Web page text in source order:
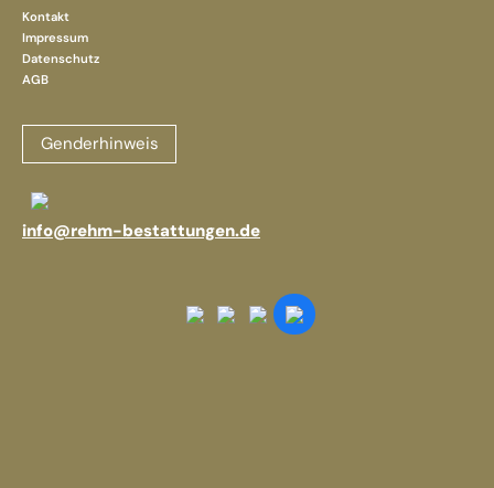
Kontakt
Impressum
Datenschutz
AGB
Genderhinweis
info@rehm-bestattungen.de